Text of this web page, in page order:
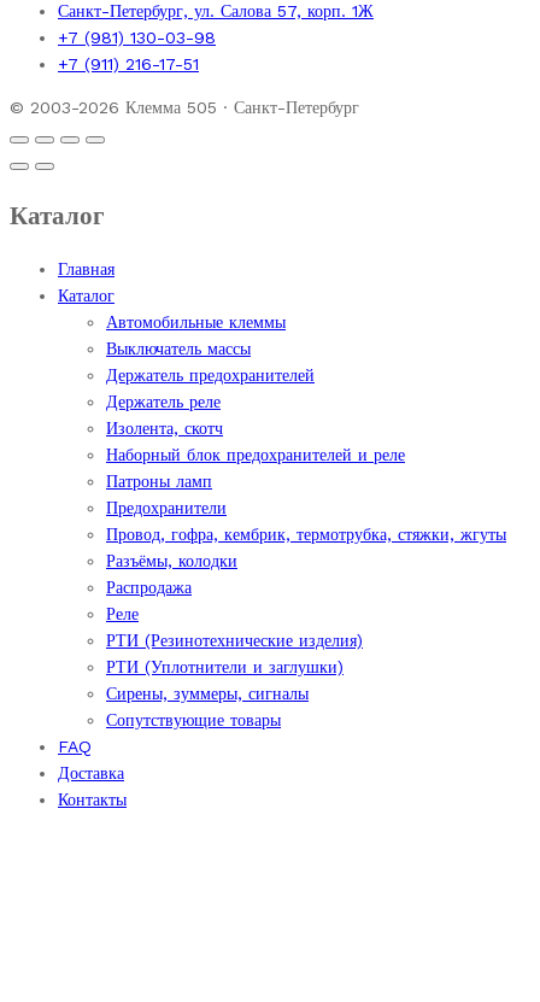
Санкт-Петербург, ул. Салова 57, корп. 1Ж
+7 (981) 130-03-98
+7 (911) 216-17-51
© 2003-2026 Клемма 505 · Санкт-Петербург
Каталог
Главная
Каталог
Автомобильные клеммы
Выключатель массы
Держатель предохранителей
Держатель реле
Изолента, скотч
Наборный блок предохранителей и реле
Патроны ламп
Предохранители
Провод, гофра, кембрик, термотрубка, стяжки, жгуты
Разъёмы, колодки
Распродажа
Реле
РТИ (Резинотехнические изделия)
РТИ (Уплотнители и заглушки)
Сирены, зуммеры, сигналы
Сопутствующие товары
FAQ
Доставка
Контакты